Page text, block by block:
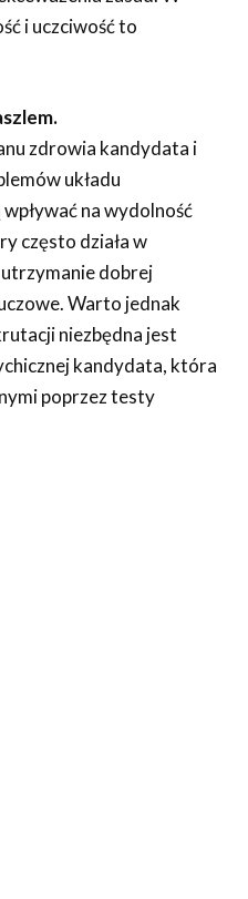
i uczciwość to
zdrowia kandydata i
układu
na wydolność
często działa w
dobrej
Warto jednak
niezbędna jest
kandydata, która
poprzez testy